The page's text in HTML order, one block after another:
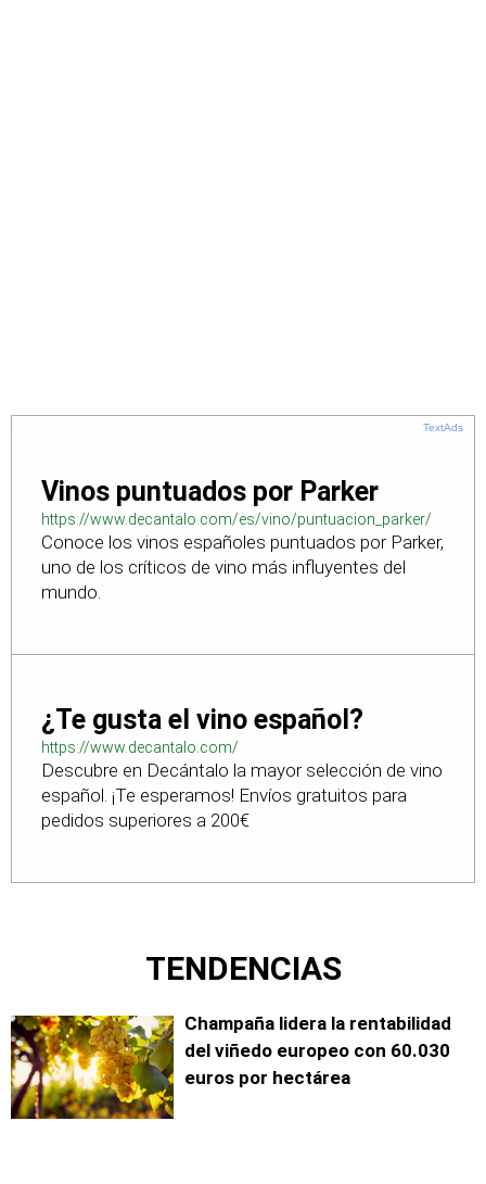
TextAds
Vinos puntuados por Parker
https://www.decantalo.com/es/vino/puntuacion_parker/
Conoce los vinos españoles puntuados por Parker,
uno de los críticos de vino más influyentes del
mundo.
¿Te gusta el vino español?
https://www.decantalo.com/
Descubre en Decántalo la mayor selección de vino
español. ¡Te esperamos! Envíos gratuitos para
pedidos superiores a 200€
TENDENCIAS
Champaña lidera la rentabilidad
del viñedo europeo con 60.030
euros por hectárea